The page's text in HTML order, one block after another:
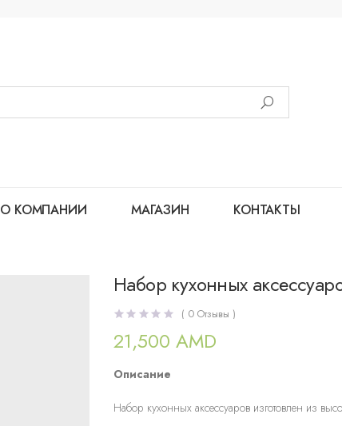
О КОМПАНИИ МАГАЗИН КОНТАКТЫ
Набор кухонных
( 0Отзывы )
21,500 AMD
Описание
Набор кухонных аксессуаров изготовлен из